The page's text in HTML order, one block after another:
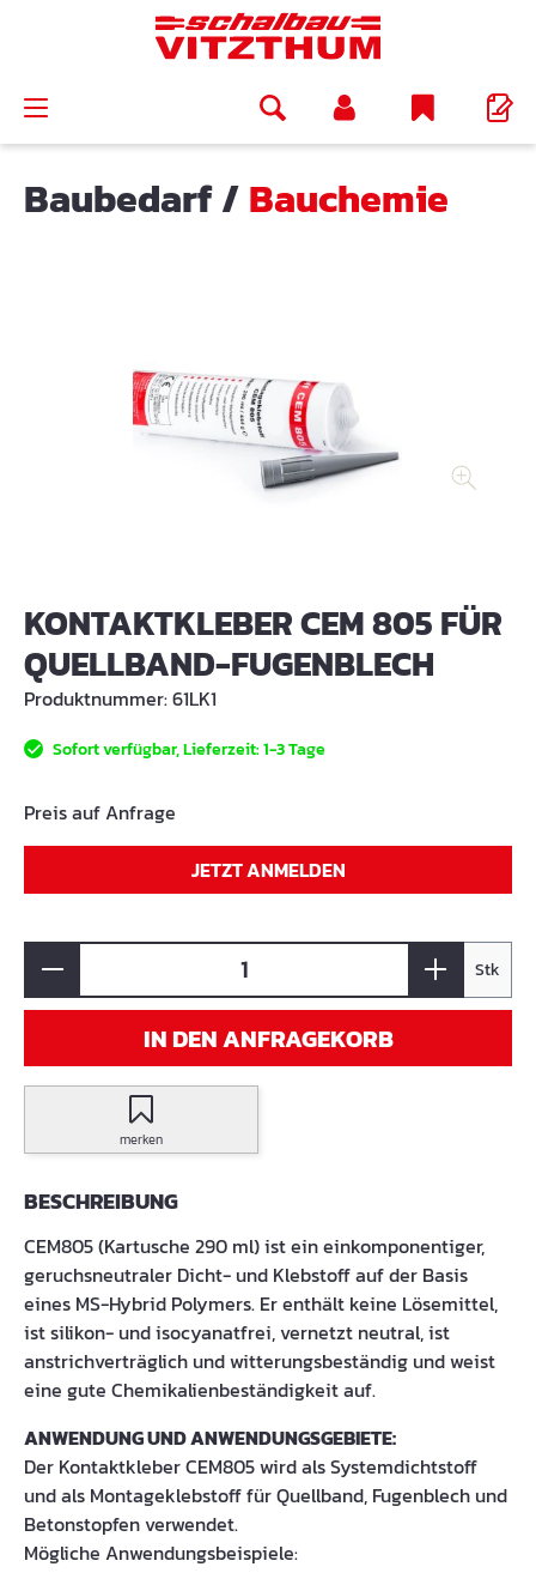
Baubedarf/Bauchemie
KONTAKTKLEBER CEM 805 FÜR
QUELLBAND-FUGENBLECH
Produktnummer:61LK1
Sofort verfügbar, Lieferzeit: 1-3 Tage
Preis auf Anfrage
JETZT ANMELDEN
Stk
IN DEN ANFRAGEKORB
merken
BESCHREIBUNG
CEM805 (Kartusche 290 ml) ist ein einkomponentiger,
geruchsneutraler Dicht- und Klebstoff auf der Basis
eines MS-Hybrid Polymers. Er enthält keine Lösemittel,
ist silikon- und isocyanatfrei, vernetzt neutral, ist
anstrichverträglich und witterungsbeständig und weist
eine gute Chemikalienbeständigkeit auf.
ANWENDUNG UND ANWENDUNGSGEBIETE:
Der Kontaktkleber CEM805 wird als Systemdichtstoff
und als Montageklebstoff für Quellband, Fugenblech und
Betonstopfen verwendet.
Mögliche Anwendungsbeispiele: